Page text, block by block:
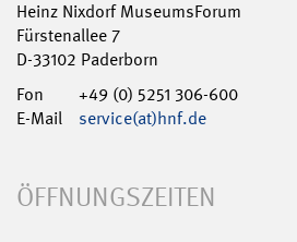
Heinz Nixdorf MuseumsForum
Fürstenallee 7
D-33102 Paderborn
Fon
+49 (0) 5251 306-600
E-Mail
service(at)hnf.de
ÖFFNUNGSZEITEN